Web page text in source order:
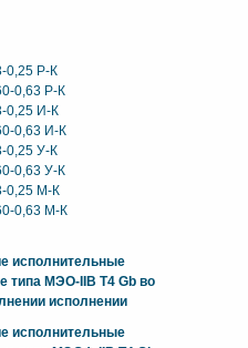
0,25 Р-К
0,63 Р-К
0,25 И-К
0,63 И-К
0,25 У-К
0,63 У-К
0,25 М-К
0,63 М-К
исполнительные
типа МЭО-IIB T4 Gb во
исполнении
исполнительные